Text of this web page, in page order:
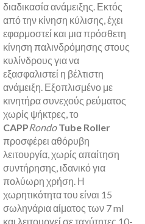
διαδικασία ανάμειξης. Εκτός
από την κίνηση κύλισης, έχει
εφαρμοστεί και μια πρόσθετη
κίνηση παλινδρόμησης στους
κυλίνδρους για να
εξασφαλιστεί η βέλτιστη
ανάμειξη. Εξοπλισμένο με
κινητήρα συνεχούς ρεύματος
χωρίς ψήκτρες, το
CAPPRondoTube Roller
προσφέρει αθόρυβη
λειτουργία, χωρίς απαίτηση
συντήρησης, ιδανικό για
πολύωρη χρήση. Η
χωρητικότητα του είναι 15
σωληνάρια αίματος των 7 ml
και λειτουργεί σε ταχύτητες 10-